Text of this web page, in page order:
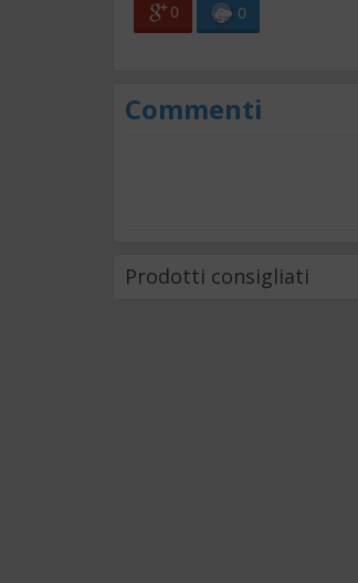
0 0
Commenti
Prodotti consigliati